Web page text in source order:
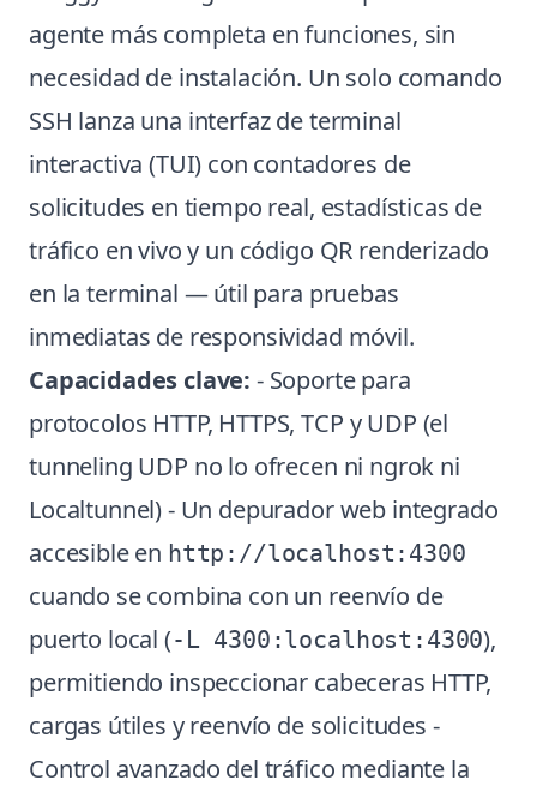
agente más completa en funciones, sin
necesidad de instalación. Un solo comando
SSH lanza una interfaz de terminal
interactiva (TUI) con contadores de
solicitudes en tiempo real, estadísticas de
tráfico en vivo y un código QR renderizado
en la terminal — útil para pruebas
inmediatas de responsividad móvil.
Capacidades clave: - Soporte para
protocolos HTTP, HTTPS, TCP y UDP (el
tunneling UDP no lo ofrecen ni ngrok ni
Localtunnel) - Un depurador web integrado
accesible en http://localhost:4300
cuando se combina con un reenvío de
puerto local (-L 4300:localhost:4300),
permitiendo inspeccionar cabeceras HTTP,
cargas útiles y reenvío de solicitudes -
Control avanzado del tráfico mediante la